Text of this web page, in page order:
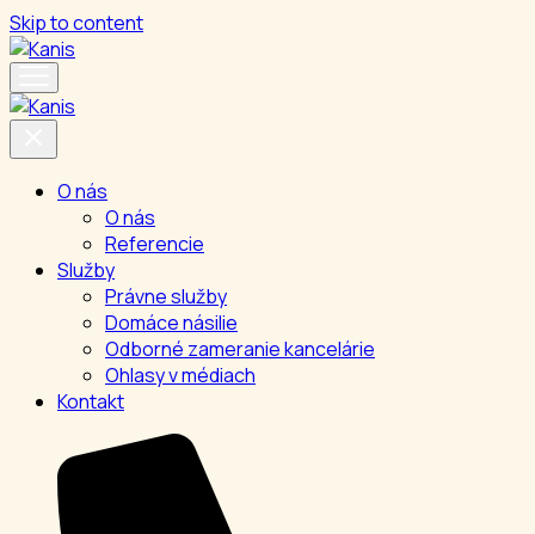
Skip to content
O nás
O nás
Referencie
Služby
Právne služby
Domáce násilie
Odborné zameranie kancelárie
Ohlasy v médiach
Kontakt